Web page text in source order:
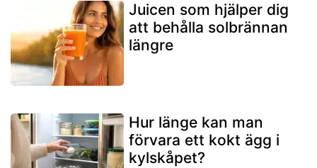
Juicen som hjälper dig
att behålla solbrännan
längre
Hur länge kan man
förvara ett kokt ägg i
kylskåpet?